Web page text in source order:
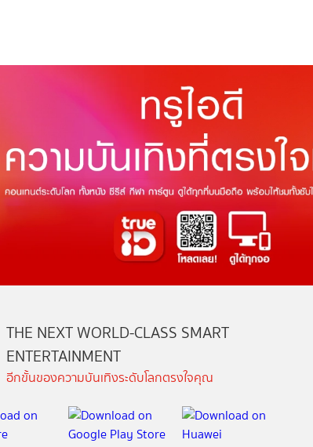
THE NEXT WORLD-CLASS SMART
ENTERTAINMENT
อีกขั้นของความบันเทิงระดับโลกตรงใจคุณ